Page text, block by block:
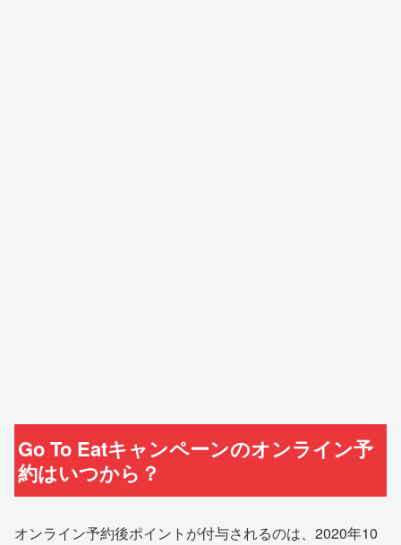
Go To Eatキャンペーンのオンライン予
約はいつから？
オンライン予約後ポイントが付与されるのは、2020年10